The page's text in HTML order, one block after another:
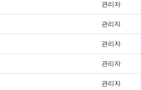
관리자
관리자
관리자
관리자
관리자